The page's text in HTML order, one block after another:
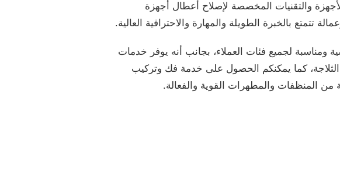
والتقنيات المخصصة لإصلاح أعطال أجهزة
بالخبرة الطويلة والمهارة والاحترافية العالية.
ومناسبة لجميع فئات العملاء، بجانب أنه يوفر خدمات
كما يمكنكم الحصول على خدمة فك وتركيب
من المنظفات والمطهرات القوية والفعالة.